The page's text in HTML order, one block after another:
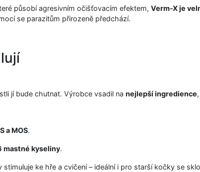
působí agresivním očišťovacím efektem, Verm-X je
se parazitům přirozeně předchází.
jí bude chutnat. Výrobce vsadil na nejlepší ingredience
a MOS.
mastné kyseliny.
stimuluje ke hře a cvičení – ideální i pro starší kočky se